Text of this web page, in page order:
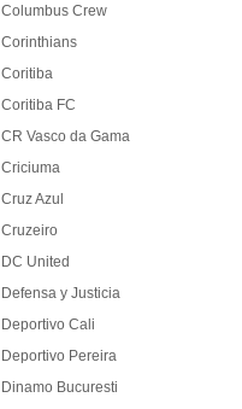
Columbus Crew
Corinthians
Coritiba
Coritiba FC
CR Vasco da Gama
Criciuma
Cruz Azul
Cruzeiro
DC United
Defensa y Justicia
Deportivo Cali
Deportivo Pereira
Dinamo Bucuresti